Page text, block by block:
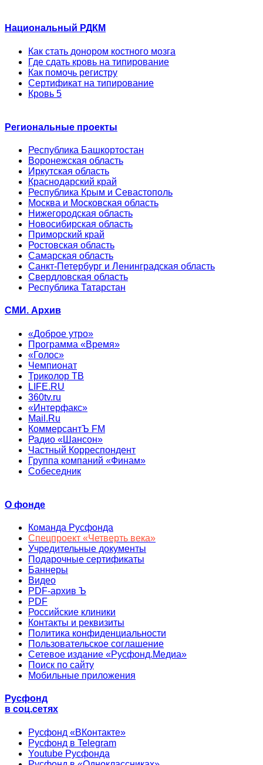
Национальный РДКМ
Как стать донором костного мозга
Где сдать кровь на типирование
Как помочь регистру
Сертификат на типирование
Кровь 5
Региональные проекты
Республика Башкортостан
Воронежская область
Иркутская область
Краснодарский край
Республика Крым и Севастополь
Москва и Московская область
Нижегородская область
Новосибирская область
Приморский край
Ростовская область
Самарская область
Санкт-Петербург и Ленинградская область
Свердловская область
Республика Татарстан
СМИ. Архив
«Доброе утро»
Программа «Время»
«Голос»
Чемпионат
Триколор ТВ
LIFE.RU
360tv.ru
«Интерфакс»
Mail.Ru
КоммерсантЪ FM
Радио «Шансон»
Частный Корреспондент
Группа компаний «Финам»
Собеседник
О фонде
Команда Русфонда
Спецпроект «Четверть века»
Учредительные документы
Подарочные сертификаты
Баннеры
Видео
PDF-архив Ъ
PDF
Российские клиники
Контакты и реквизиты
Политика конфиденциальности
Пользовательское соглашение
Сетевое издание «Русфонд.Медиа»
Поиск по сайту
Мобильные приложения
Русфонд
в соц.сетях
Русфонд «ВКонтакте»
Русфонд в Telegram
Youtube Русфонда